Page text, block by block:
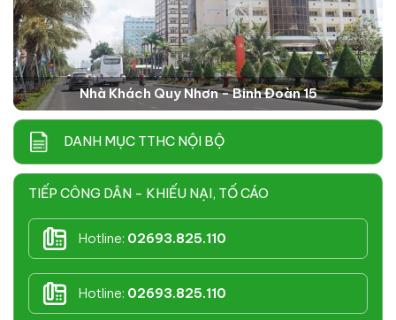
Nhà Khách Quy Nhơn - Binh Đoàn 15
DANH MỤC TTHC NỘI BỘ
TIẾP CÔNG DÂN - KHIẾU NẠI, TỐ CÁO
Hotline: 02693.825.110
Hotline: 02693.825.110